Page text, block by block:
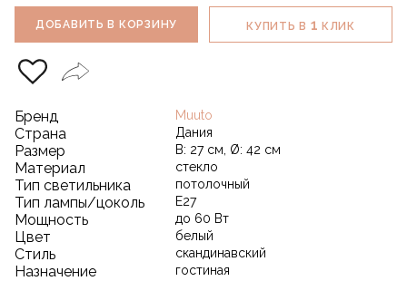
ДОБАВИТЬ В КОРЗИНУ КУПИТЬ В 1 КЛИК
Бренд Muuto
Страна Дания
Размер В: 27 см, Ø: 42 см
Материал стекло
Тип светильника потолочный
Тип лампы/цоколь E27
Мощность до 60 Вт
Цвет белый
Стиль скандинавский
Назначение гостиная